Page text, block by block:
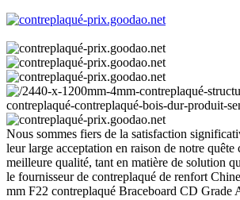
Nous sommes fiers de la satisfaction
leur large acceptation en raison de notre quête
meilleure qualité, tant en matière de solution
le fournisseur de contreplaqué de renfort
mm F22 contreplaqué Braceboard CD Grade